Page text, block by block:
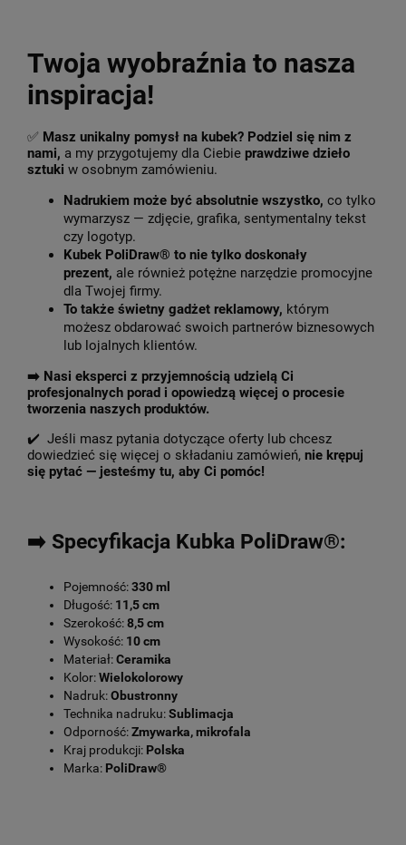
Twoja wyobraźnia to nasza
inspiracja!
✅ Masz unikalny pomysł na kubek? Podziel się nim z
nami, a my przygotujemy dla Ciebie prawdziwe dzieło
sztuki w osobnym zamówieniu.
Nadrukiem może być absolutnie wszystko, co tylko
wymarzysz — zdjęcie, grafika, sentymentalny tekst
czy logotyp.
Kubek PoliDraw® to nie tylko doskonały
prezent, ale również potężne narzędzie promocyjne
dla Twojej firmy.
To także świetny gadżet reklamowy, którym
możesz obdarować swoich partnerów biznesowych
lub lojalnych klientów.
➡️ Nasi eksperci z przyjemnością udzielą Ci
profesjonalnych porad i opowiedzą więcej o procesie
tworzenia naszych produktów.
✔️ Jeśli masz pytania dotyczące oferty lub chcesz
dowiedzieć się więcej o składaniu zamówień, nie krępuj
się pytać — jesteśmy tu, aby Ci pomóc!
➡️ Specyfikacja Kubka PoliDraw®:
Pojemność:330 ml
Długość: 11,5 cm
Szerokość:8,5 cm
Wysokość: 10 cm
Materiał:Ceramika
Kolor:Wielokolorowy
Nadruk:Obustronny
Technika nadruku:Sublimacja
Odporność:Zmywarka, mikrofala
Kraj produkcji: Polska
Marka: PoliDraw®